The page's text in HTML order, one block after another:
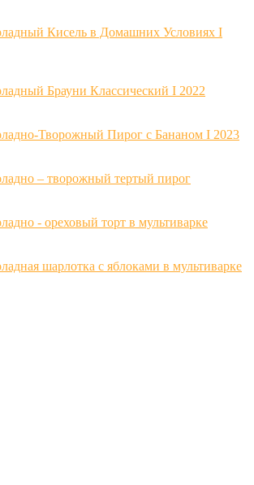
Кисель в Домашних Условиях Ι
Брауни Классический Ι 2022
Творожный Пирог с Бананом Ι 2023
– творожный тертый пирог
- ореховый торт в мультиварке
шарлотка с яблоками в мультиварке